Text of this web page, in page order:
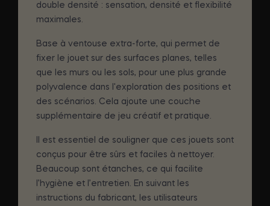
double densité : sensation, densité et flexibilité
maximales.
Base à ventouse extra-forte, qui permet de
fixer le jouet sur des surfaces planes, telles
que les murs ou les sols, pour une plus grande
polyvalence dans l'exploration des positions et
des scénarios. Cela ajoute une couche
supplémentaire de jeu créatif et pratique.
Il est essentiel de souligner que ces jouets sont
conçus pour être sûrs et faciles à nettoyer.
Beaucoup sont étanches, ce qui facilite
l’hygiène et l’entretien. En suivant les
instructions du fabricant, les utilisateurs